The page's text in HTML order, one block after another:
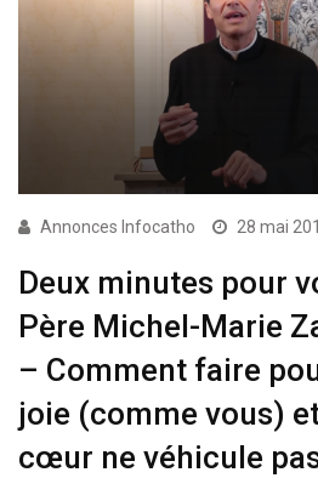
Annonces Infocatho 28 mai
Deux minutes pour
Père Michel-Marie
– Comment faire
joie (comme vous)
cœur ne véhicule